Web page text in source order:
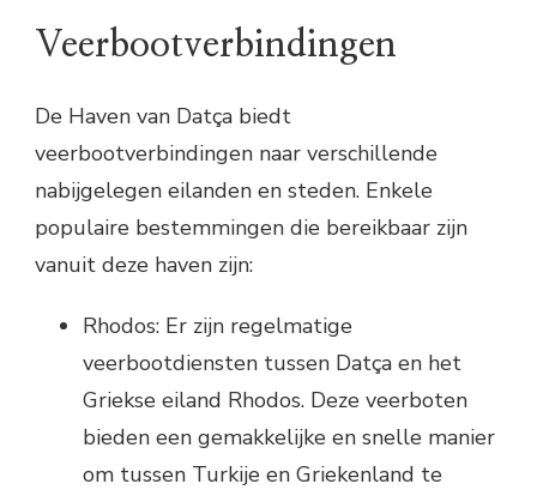
Veerbootverbindingen
De Haven van Datça biedt
veerbootverbindingen naar verschillende
nabijgelegen eilanden en steden. Enkele
populaire bestemmingen die bereikbaar zijn
vanuit deze haven zijn:
Rhodos: Er zijn regelmatige
veerbootdiensten tussen Datça en het
Griekse eiland Rhodos. Deze veerboten
bieden een gemakkelijke en snelle manier
om tussen Turkije en Griekenland te